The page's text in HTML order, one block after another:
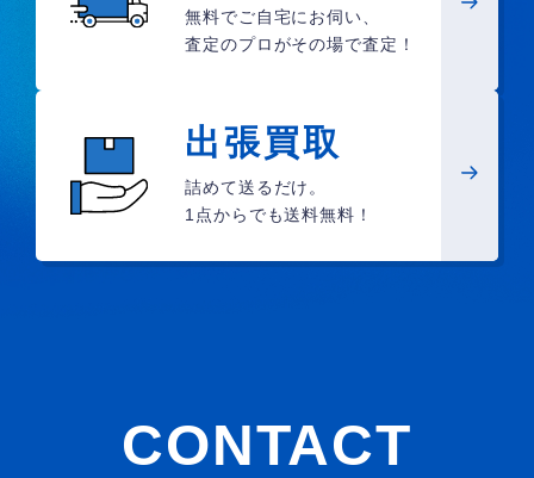
無料でご自宅にお伺い、
査定のプロがその場で査定！
出張買取
詰めて送るだけ。
1点からでも送料無料！
CONTACT